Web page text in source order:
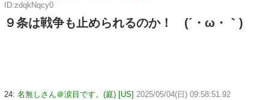
ID:zdqkNqcy0
９条は戦争も止められるのか！ (´・ω・｀)
24: 名無しさん＠涙目です。(庭) [US] 2025/05/04(日) 09:58:51.92